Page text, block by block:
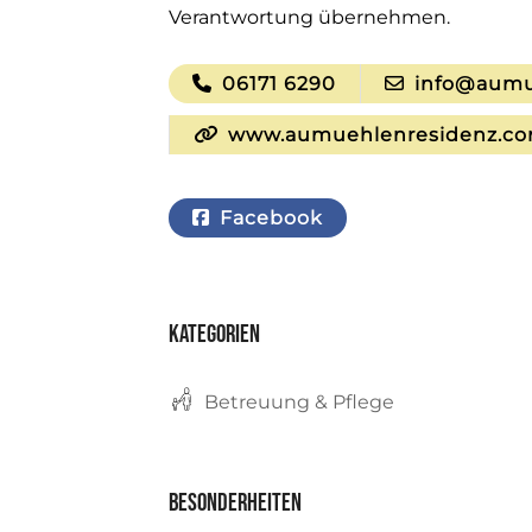
Verantwortung übernehmen.
06171 6290
Facebook
Kategorien
Betreuung & Pflege
Besonderheiten